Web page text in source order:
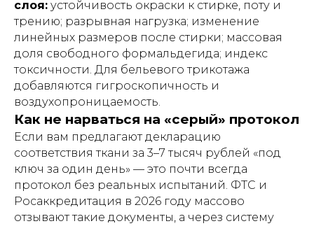
слоя: устойчивость окраски к стирке, поту и
трению; разрывная нагрузка; изменение
линейных размеров после стирки; массовая
доля свободного формальдегида; индекс
токсичности. Для бельевого трикотажа
добавляются гигроскопичность и
воздухопроницаемость.
Как не нарваться на «серый» протокол
Если вам предлагают декларацию
соответствия ткани за 3–7 тысяч рублей «под
ключ за один день» — это почти всегда
протокол без реальных испытаний. ФТС и
Росаккредитация в 2026 году массово
отзывают такие документы, а через систему